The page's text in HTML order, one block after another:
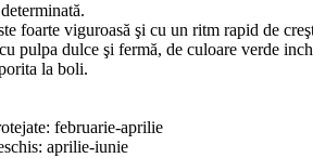
foarte viguroasă şi cu un ritm rapid de
pulpa dulce şi fermă, de culoare verde
la boli.
februarie-aprilie
aprilie-iunie